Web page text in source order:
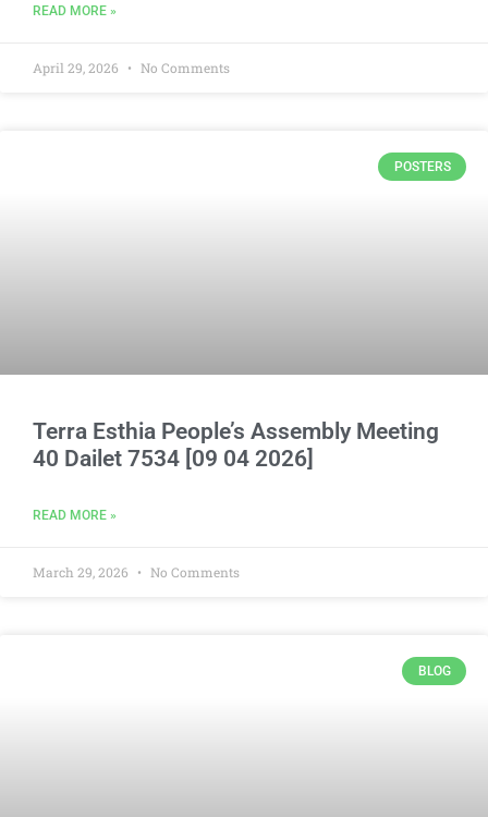
READ MORE »
April 29, 2026 No Comments
POSTERS
Terra Esthia People’s Assembly Meeting
40 Dailet 7534 [09 04 2026]
READ MORE »
March 29, 2026 No Comments
BLOG